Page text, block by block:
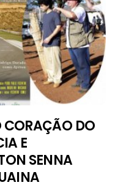
CORAÇÃO DO
E
SENNA